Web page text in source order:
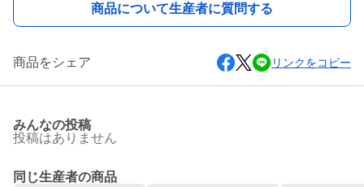
商品について生産者に質問する
商品をシェア リンクをコピー
みんなの投稿
投稿はありません
同じ生産者の商品